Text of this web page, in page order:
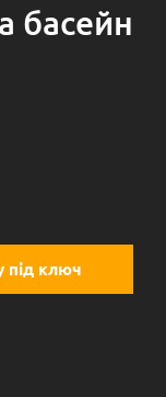
басейн
під ключ